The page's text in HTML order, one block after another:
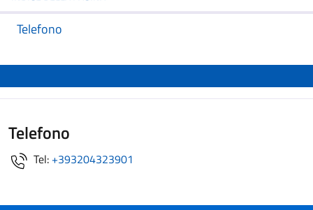
Telefono
Telefono
Tel: +393204323901